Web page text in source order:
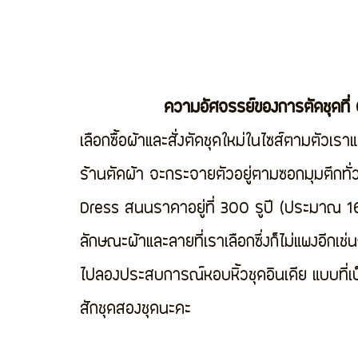
ความอัศจรรย์ของกา
เลือกซื้อผ้าและสั่งตัดชุดใหม่ในไซส์ตามตัวเร
ร้านตัดผ้า จะกระจายตัวอยู่ตามซอกมุมตึก
Dress สนนราคาอยู่ที่ 300 รูปี (ประมาณ
ลักษณะผ้าและลายที่เราเลือกซึ่งก็ไม่แพงอีกเ
ไปลองประสบการณ์หอบหิ้วชุดอินเดีย แบบที่เ
สักชุดสองชุดนะคะ